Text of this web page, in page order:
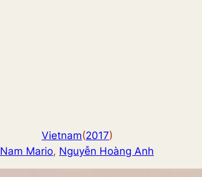
Vietnam(2017)
Nam Mario, Nguyễn Hoàng Anh